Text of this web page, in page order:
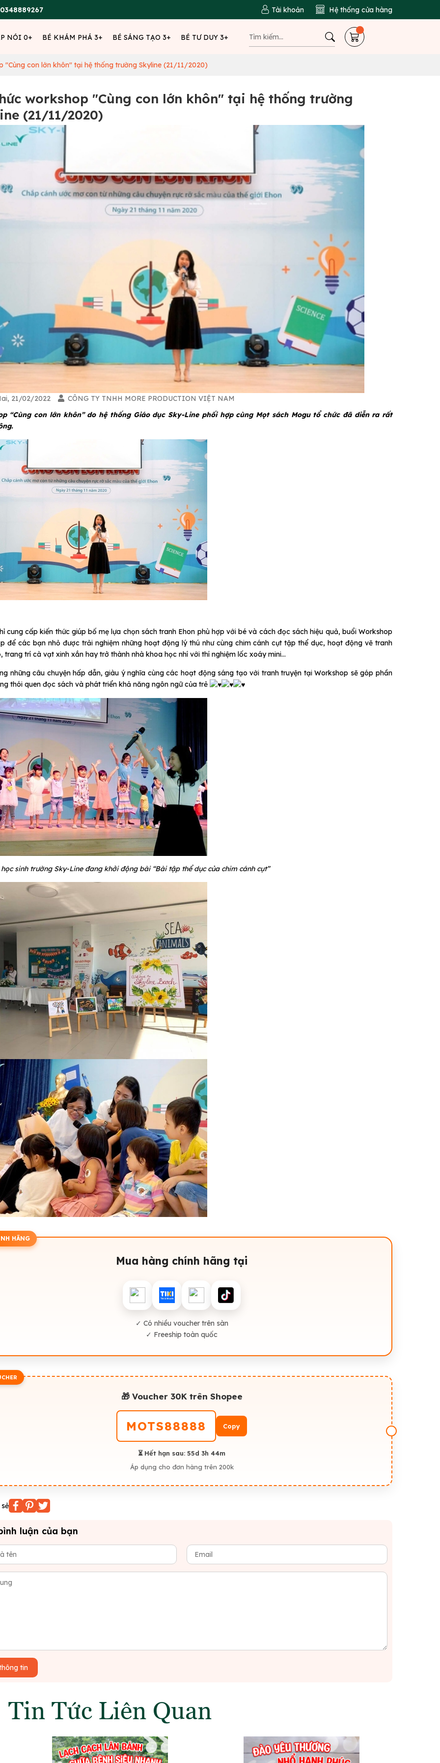
0348889267 Tài khoản Hệ thống cửa hàng
NÓI 0+ BÉ KHÁM PHÁ 3+ BÉ SÁNG TẠO 3+ BÉ TƯ DUY 3+
"Cùng con lớn khôn" tại hệ thống trường Skyline (21/11/2020)
workshop "Cùng con lớn khôn" tại hệ thống trường
(21/11/2020)
21/02/2022
CÔNG TY TNHH MORE PRODUCTION VIỆT NAM
“Cùng con lớn khôn” do hệ thống Giáo dục Sky-Line phối hợp cùng Mọt sách Mogu tổ chức đã diễn ra rất
cung cấp kiến thức giúp bố mẹ lựa chọn sách tranh Ehon phù hợp với bé và cách đọc sách hiệu quả, buổi Workshop
để các bạn nhỏ được trải nghiệm những hoạt động lý thú như cùng chim cánh cụt tập thể dục, hoạt động vẽ tranh
trang trí cà vạt xinh xắn hay trở thành nhà khoa học nhí với thí nghiệm lốc xoáy mini…
những câu chuyện hấp dẫn, giàu ý nghĩa cùng các hoạt động sáng tạo với tranh truyện tại Workshop sẽ góp phần
thói quen đọc sách và phát triển khả năng ngôn ngữ của trẻ
sinh trường Sky-Line đang khởi động bài “Bài tập thể dục của chim cánh cụt”
HÃNG
Mua hàng chính hãng tại
✓ Có nhiều voucher trên sàn
✓ Freeship toàn quốc
🎁 Voucher 30K trên Shopee
MOTS88888 Copy
⏳ Hết hạn sau:55d 3h 44m
Áp dụng cho đơn hàng trên 200k
luận của bạn
tin
Tin Tức Liên Quan